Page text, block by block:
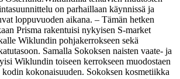
on parhaillaan käynnissä ja
loppuvuoden aikana. – Tämän hetken
Prisma rakentuisi nykyisen S-market
Wiklundin pohjakerrokseen sekä
Samalla Sokoksen naisten vaate- ja
Wiklundin toiseen kerrokseen muodostaen
kokonaisuuden. Sokoksen kosmetiikka